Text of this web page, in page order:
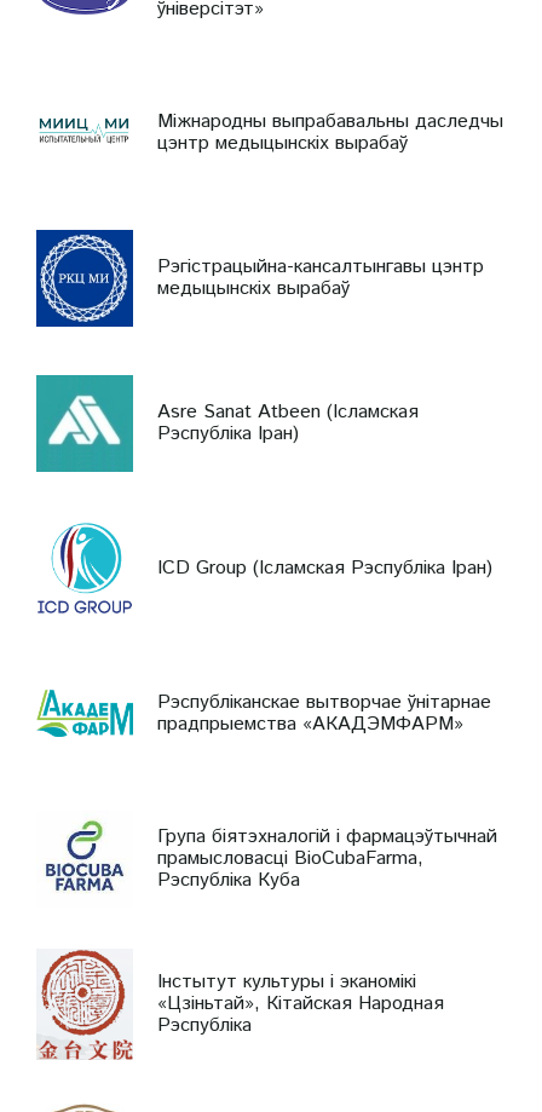
ўніверсітэт»
Міжнародны выпрабавальны даследчы
цэнтр медыцынскіх вырабаў
Рэгістрацыйна-кансалтынгавы цэнтр
медыцынскіх вырабаў
Asre Sanat Atbeen (Ісламская
Рэспубліка Іран)
ICD Group (Ісламская Рэспубліка Іран)
Рэспубліканскае вытворчае ўнітарнае
прадпрыемства «АКАДЭМФАРМ»
Група біятэхналогій і фармацэўтычнай
прамысловасці BioCubaFarma,
Рэспубліка Куба
Інстытут культуры і эканомікі
«Цзіньтай», Кітайская Народная
Рэспубліка